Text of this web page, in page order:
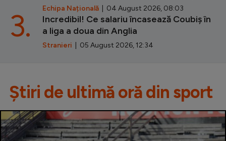
Echipa Națională | 04 August 2026, 08:03
Incredibil! Ce salariu încasează Coubiș în
a liga a doua din Anglia
Stranieri | 05 August 2026, 12:34
3.
Știri de ultimă oră din sport